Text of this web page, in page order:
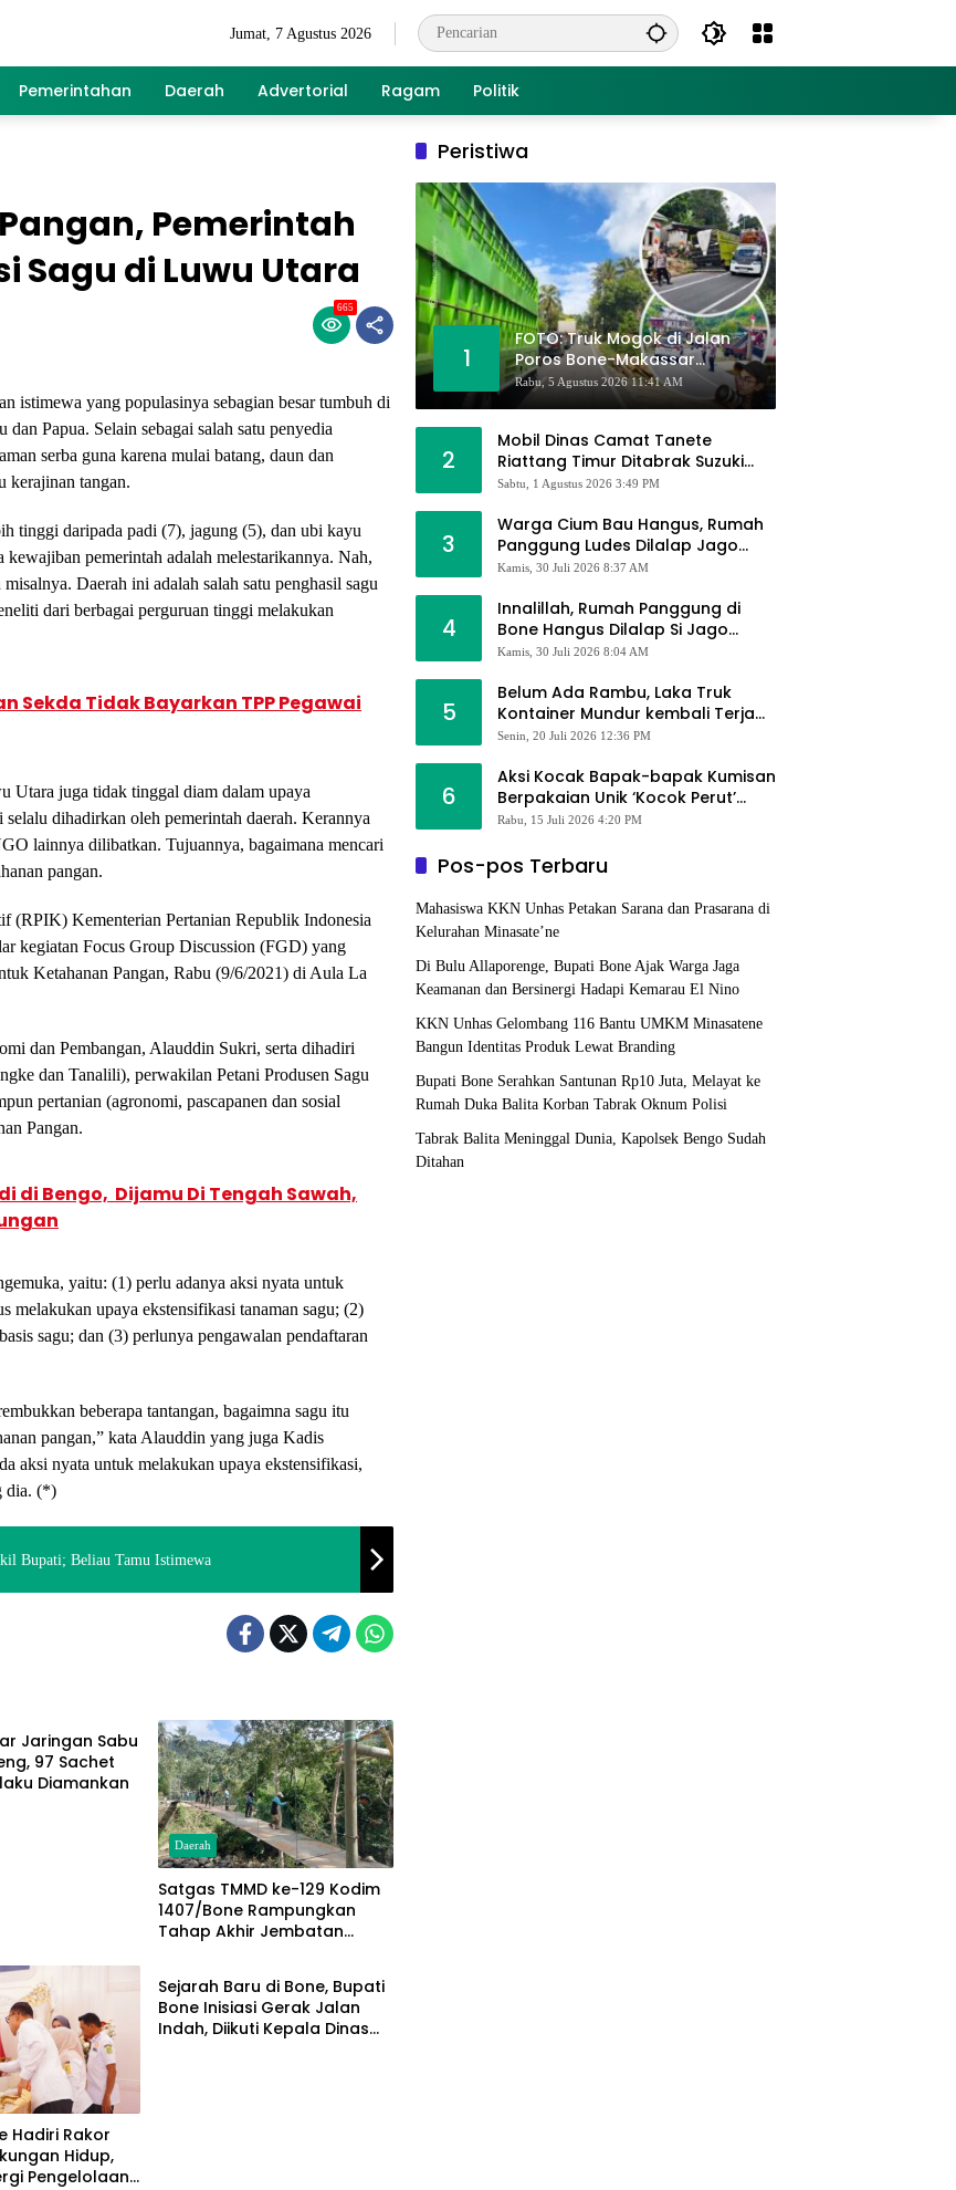
Jumat, 7 Agustus 2026
Pemerintahan Daerah Advertorial Ragam Politik
Pemerintah
Sagu di Luwu Utara
665
yang populasinya sebagian besar tumbuh di
Papua. Selain sebagai salah satu penyedia
serba guna karena mulai batang, daun dan
kerajinan tangan.
tinggi daripada padi (7), jagung (5), dan ubi kayu
pemerintah adalah melestarikannya. Nah,
Daerah ini adalah salah satu penghasil sagu
dari berbagai perguruan tinggi melakukan
Sekda Tidak Bayarkan TPP Pegawai
Utara juga tidak tinggal diam dalam upaya
dihadirkan oleh pemerintah daerah. Kerannya
lainnya dilibatkan. Tujuannya, bagaimana mencari
pangan.
(RPIK) Kementerian Pertanian Republik Indonesia
kegiatan Focus Group Discussion (FGD) yang
Ketahanan Pangan, Rabu (9/6/2021) di Aula La
dan Pembangan, Alauddin Sukri, serta dihadiri
dan Tanalili), perwakilan Petani Produsen Sagu
pertanian (agronomi, pascapanen dan sosial
Pangan.
di Bengo, Dijamu Di Tengah Sawah,
yaitu: (1) perlu adanya aksi nyata untuk
melakukan upaya ekstensifikasi tanaman sagu; (2)
sagu; dan (3) perlunya pengawalan pendaftaran
beberapa tantangan, bagaimna sagu itu
pangan,” kata Alauddin yang juga Kadis
aksi nyata untuk melakukan upaya ekstensifikasi,
dia. (*)
Bupati; Beliau Tamu Istimewa
Jaringan Sabu
97 Sachet
Diamankan
Daerah
Satgas TMMD ke-129 Kodim
1407/Bone Rampungkan
Tahap Akhir Jembatan
Hadiri Rakor
Hidup,
Pengelolaan
Daerah
Sejarah Baru di Bone, Bupati
Bone Inisiasi Gerak Jalan
Indah, Diikuti Kepala Dinas
Peristiwa
1
FOTO: Truk Mogok di Jalan
Poros Bone-Makassar
Sebabkan Macet, Polisi Turun
Tangan
Rabu, 5 Agustus 2026 11:41 AM
2
Mobil Dinas Camat Tanete
Riattang Timur Ditabrak Suzuki
Ertiga, Camat Andi Habibie:
Sabtu, 1 Agustus 2026 3:49 PM
3
Warga Cium Bau Hangus, Rumah
Panggung Ludes Dilalap Jago
Merah
Kamis, 30 Juli 2026 8:37 AM
4
Innalillah, Rumah Panggung di
Bone Hangus Dilalap Si Jago
Merah
Kamis, 30 Juli 2026 8:04 AM
5
Belum Ada Rambu, Laka Truk
Kontainer Mundur kembali Terjadi
di Bypass Sumpallabbu
Senin, 20 Juli 2026 12:36 PM
6
Aksi Kocak Bapak-bapak Kumisan
Berpakaian Unik ‘Kocok Perut’
Pengunjung dan Pegawai
Sentuh Atm
Rabu, 15 Juli 2026 4:20 PM
Pos-pos Terbaru
Mahasiswa KKN Unhas Petakan Sarana dan Prasarana di
Kelurahan Minasate’ne
Di Bulu Allaporenge, Bupati Bone Ajak Warga Jaga
Keamanan dan Bersinergi Hadapi Kemarau El Nino
KKN Unhas Gelombang 116 Bantu UMKM Minasatene
Bangun Identitas Produk Lewat Branding
Bupati Bone Serahkan Santunan Rp10 Juta, Melayat ke
Rumah Duka Balita Korban Tabrak Oknum Polisi
Tabrak Balita Meninggal Dunia, Kapolsek Bengo Sudah
Ditahan